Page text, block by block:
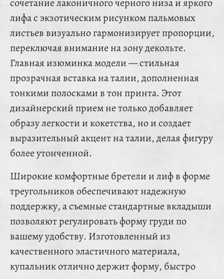
лифа с экзотическим рисунком пальмовых
листьев визуально гармонизирует пропорции,
переключая внимание на зону декольте.
Главная изюминка модели — стильная
прозрачная вставка на талии, дополненная
тонкими полосками в тон принта. Этот
дизайнерский прием не только добавляет
образу легкости и кокетства, но и создает
выразительный акцент на талии, делая фигуру
более утонченной.
Широкие комфортные бретели и лиф в форме
треугольников обеспечивают надежную
поддержку, а съемные стандартные вкладыши
позволяют регулировать форму груди по
вашему удобству. Изготовленный из
качественного эластичного материала,
купальник отлично держит форму, быстро